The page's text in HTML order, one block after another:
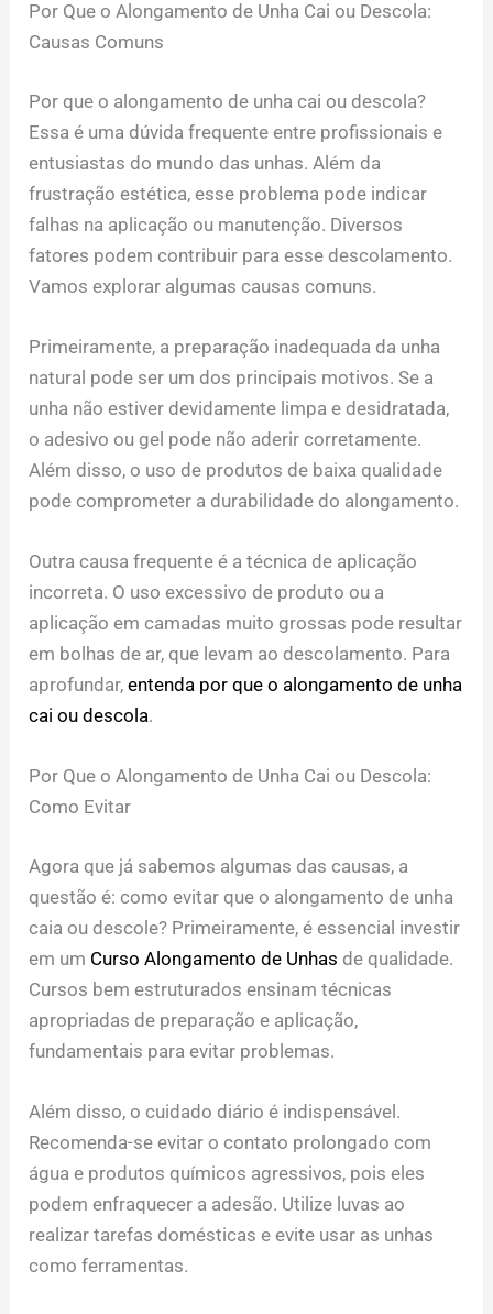
Por Que o Alongamento de Unha Cai ou Descola:
Causas Comuns
Por que o alongamento de unha cai ou descola?
Essa é uma dúvida frequente entre profissionais e
entusiastas do mundo das unhas. Além da
frustração estética, esse problema pode indicar
falhas na aplicação ou manutenção. Diversos
fatores podem contribuir para esse descolamento.
Vamos explorar algumas causas comuns.
Primeiramente, a preparação inadequada da unha
natural pode ser um dos principais motivos. Se a
unha não estiver devidamente limpa e desidratada,
o adesivo ou gel pode não aderir corretamente.
Além disso, o uso de produtos de baixa qualidade
pode comprometer a durabilidade do alongamento.
Outra causa frequente é a técnica de aplicação
incorreta. O uso excessivo de produto ou a
aplicação em camadas muito grossas pode resultar
em bolhas de ar, que levam ao descolamento. Para
aprofundar,entenda por que o alongamento de unha
cai ou descola.
Por Que o Alongamento de Unha Cai ou Descola:
Como Evitar
Agora que já sabemos algumas das causas, a
questão é: como evitar que o alongamento de unha
caia ou descole? Primeiramente, é essencial investir
em um Curso Alongamento de Unhas de qualidade.
Cursos bem estruturados ensinam técnicas
apropriadas de preparação e aplicação,
fundamentais para evitar problemas.
Além disso, o cuidado diário é indispensável.
Recomenda-se evitar o contato prolongado com
água e produtos químicos agressivos, pois eles
podem enfraquecer a adesão. Utilize luvas ao
realizar tarefas domésticas e evite usar as unhas
como ferramentas.